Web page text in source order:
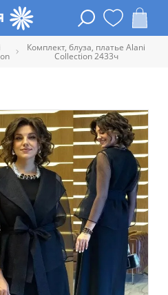
Комплект, блуза, платье Alani
Collection 2433ч
одежды